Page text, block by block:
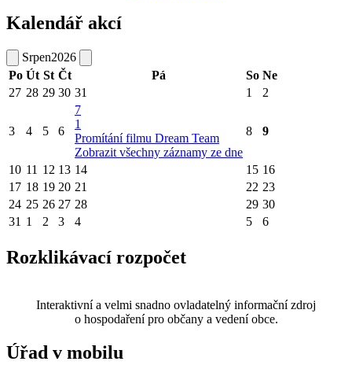
Kalendář akcí
Srpen2026
Po Út St Čt Pá So Ne
27 28 29 30 31 1 2
3 4 5 6
7
1
Promítání filmu Dream Team
Zobrazit všechny záznamy ze dne
8 9
10 11 12 13 14 15 16
17 18 19 20 21 22 23
24 25 26 27 28 29 30
31 1 2 3 4 5 6
Rozklikávací rozpočet
Interaktivní a velmi snadno ovladatelný informační zdroj
o hospodaření pro občany a vedení obce.
Úřad v mobilu